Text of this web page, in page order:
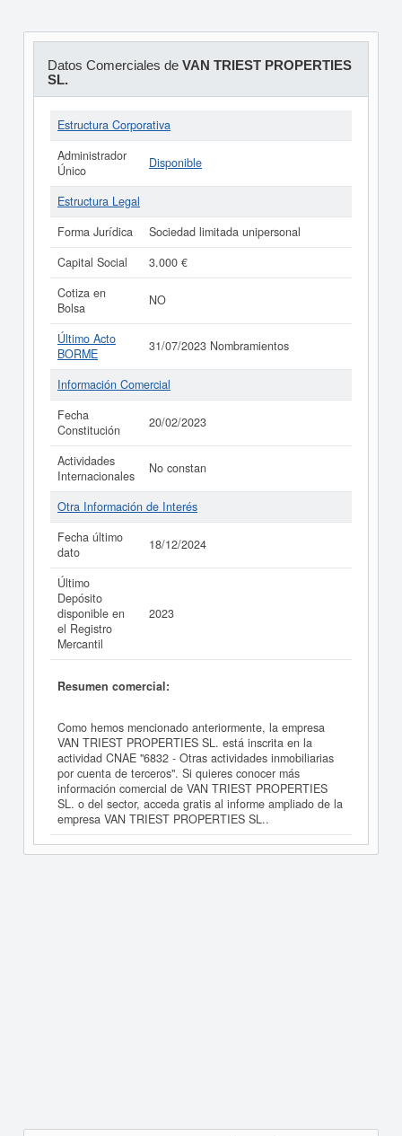
Datos Comerciales de VAN TRIEST PROPERTIES
SL.
Estructura Corporativa
Administrador
Único
Disponible
Estructura Legal
Forma Jurídica
Sociedad limitada unipersonal
Capital Social
3.000 €
Cotiza en
Bolsa
NO
Último Acto
BORME
31/07/2023 Nombramientos
Información Comercial
Fecha
Constitución
20/02/2023
Actividades
Internacionales
No constan
Otra Información de Interés
Fecha último
dato
18/12/2024
Último
Depósito
disponible en
el Registro
Mercantil
2023
Resumen comercial:
Como hemos mencionado anteriormente, la empresa
VAN TRIEST PROPERTIES SL. está inscrita en la
actividad CNAE "6832 - Otras actividades inmobiliarias
por cuenta de terceros". Si quieres conocer más
información comercial de VAN TRIEST PROPERTIES
SL. o del sector, acceda gratis al informe ampliado de la
empresa VAN TRIEST PROPERTIES SL..